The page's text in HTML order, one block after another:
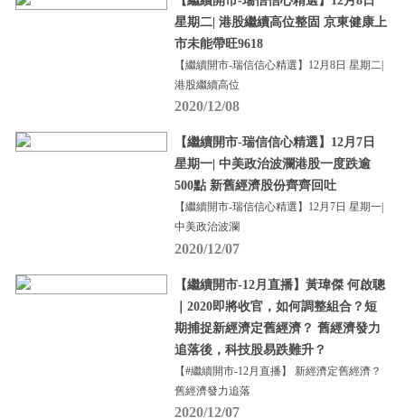
星期二| 港股繼續高位整固 京東健康上
市未能帶旺9618
【繼續開市-瑞信信心精選】12月8日 星期二|
港股繼續高位
2020/12/08
【繼續開市-瑞信信心精選】12月7日
星期一| 中美政治波瀾港股一度跌逾
500點 新舊經濟股份齊齊回吐
【繼續開市-瑞信信心精選】12月7日 星期一|
中美政治波瀾
2020/12/07
【繼續開市-12月直播】黃瑋傑 何啟聰
｜2020即將收官，如何調整組合？短
期捕捉新經濟定舊經濟？ 舊經濟發力
追落後，科技股易跌難升？
【#繼續開市-12月直播】 新經濟定舊經濟？
舊經濟發力追落
2020/12/07